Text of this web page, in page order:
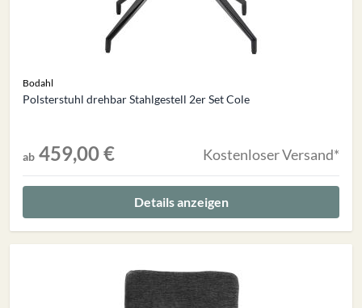
Bodahl
Polsterstuhl drehbar Stahlgestell 2er Set Cole
ab 459,00 € Kostenloser Versand*
Details anzeigen